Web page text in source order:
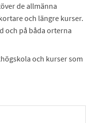
de allmänna
och längre kurser.
och på båda orterna
och kurser som